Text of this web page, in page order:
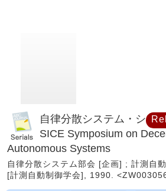
自律分散システム・シン
SICE Symposium on
Autonomous Systems
自律分散システム部会 [企画] ; 計測自
[計測自動制御学会], 1990.